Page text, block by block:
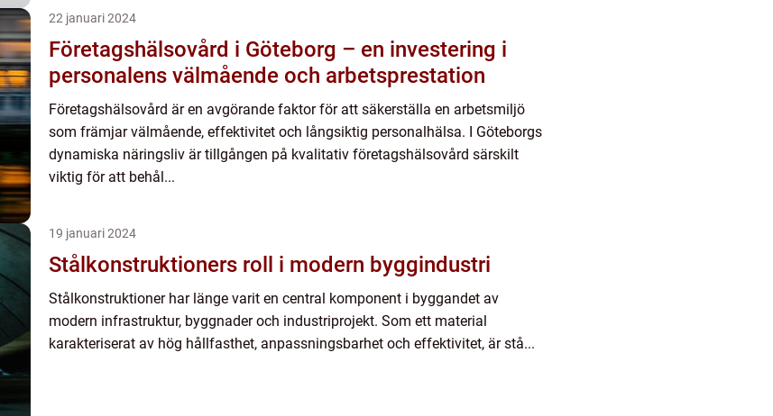
22 januari 2024
Företagshälsovård i Göteborg – en investering i
personalens välmående och arbetsprestation
Företagshälsovård är en avgörande faktor för att säkerställa en arbetsmiljö
som främjar välmående, effektivitet och långsiktig personalhälsa. I Göteborgs
dynamiska näringsliv är tillgången på kvalitativ företagshälsovård särskilt
viktig för att behål...
19 januari 2024
Stålkonstruktioners roll i modern byggindustri
Stålkonstruktioner har länge varit en central komponent i byggandet av
modern infrastruktur, byggnader och industriprojekt. Som ett material
karakteriserat av hög hållfasthet, anpassningsbarhet och effektivitet, är stå...